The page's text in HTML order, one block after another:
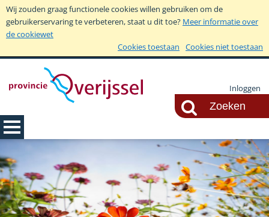
Wij zouden graag functionele cookies willen gebruiken om de
gebruikerservaring te verbeteren, staat u dit toe? Meer informatie over
de cookiewet
Cookies toestaan
Cookies niet toestaan
Inloggen